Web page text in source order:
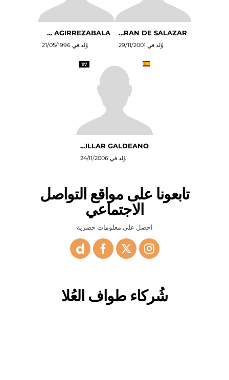
J. IBAÑEZ BELTRAN DE SALAZAR
وُلد في 29/11/2001
G. SORARRAIN AGIRREZABALA
وُلد في 21/05/1996
117
I. VILLAR GALDEANO
وُلد في 24/11/2006
تابعونا على مواقع التواصل
الاجتماعي
احصل على معلومات حصرية
شُركاء طواف العُلا